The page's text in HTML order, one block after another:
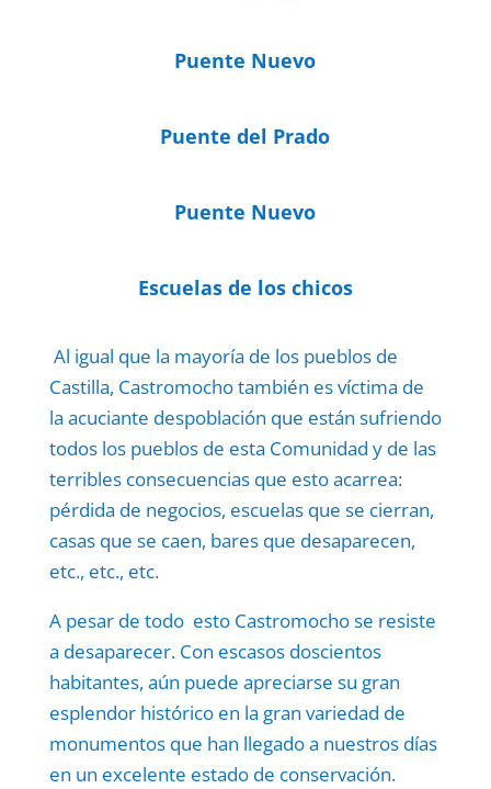
Puente Nuevo
Puente del Prado
Puente Nuevo
Escuelas de los chicos
Al igual que la mayoría de los pueblos de
Castilla, Castromocho también es víctima de
la acuciante despoblación que están sufriendo
todos los pueblos de esta Comunidad y de las
terribles consecuencias que esto acarrea:
pérdida de negocios, escuelas que se cierran,
casas que se caen, bares que desaparecen,
etc., etc., etc.
A pesar de todo esto Castromocho se resiste
a desaparecer. Con escasos doscientos
habitantes, aún puede apreciarse su gran
esplendor histórico en la gran variedad de
monumentos que han llegado a nuestros días
en un excelente estado de conservación.